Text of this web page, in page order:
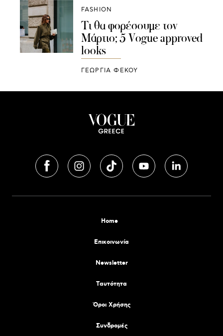
FASHION
Τι θα φορέσουμε τον
Μάρτιο; 5 Vogue approved
looks
ΓΕΩΡΓΙΑ ΦΕΚΟΥ
Home
Επικοινωνία
Newsletter
Tαυτότητα
Όροι Χρήσης
Συνδρομές